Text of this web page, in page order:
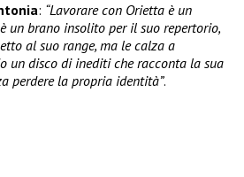
: “Lavorare con Orietta è un
un brano insolito per il suo repertorio,
al suo range, ma le calza a
un disco di inediti che racconta la sua
perdere la propria identità”.